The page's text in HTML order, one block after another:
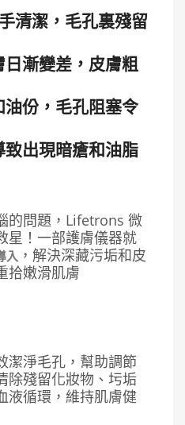
清潔，毛孔裏殘留
漸變差，皮膚粗
份，毛孔阻塞令
出現暗瘡和油脂
的問題，Lifetrons 微
星！一部護膚儀器就
入 ，解決深藏污垢和皮
拾嫩滑肌膚
潔淨毛孔，幫助調節
除殘留化妝物、圬垢
液循環，維持肌膚健